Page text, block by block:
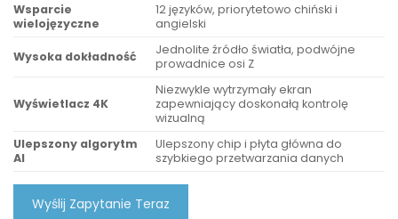
Wsparcie
wielojęzyczne
12 języków, priorytetowo chiński i
angielski
Wysoka dokładność
Jednolite źródło światła, podwójne
prowadnice osi Z
Wyświetlacz 4K
Niezwykle wytrzymały ekran
zapewniający doskonałą kontrolę
wizualną
Ulepszony algorytm
AI
Ulepszony chip i płyta główna do
szybkiego przetwarzania danych
Wyślij Zapytanie Teraz